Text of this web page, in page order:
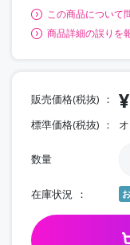
この商品について
商品詳細の誤りを
販売価格(税抜) ¥
標準価格(税抜)
数量
在庫状況